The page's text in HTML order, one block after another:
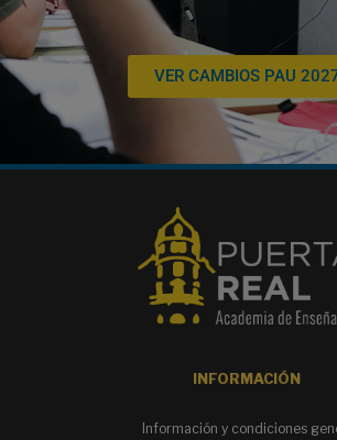
VER CAMBIOS PAU
INFORMACIÓN
Información y condiciones